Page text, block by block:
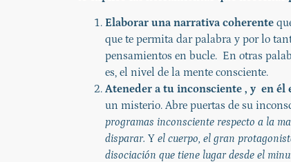
Elaborar una narrativa coherente
que te permita dar palabra y por lo
pensamientos en bucle. En otras
es, el nivel de la mente consciente.
Ateneder a tu inconsciente , y en él
un misterio. Abre puertas de su
programas inconsciente respecto a la
disparar. Y el cuerpo, el gran
disociación que tiene lugar desde el